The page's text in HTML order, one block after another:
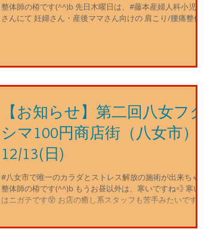
整体師の栫です(^^)b 先日木曜日は、#藤本産婦人科小児科
さんにて 妊婦さん・産後ママさん向けの 肩こり/腰痛整体
【お知らせ】第二回八女フク
シマ100円商店街（八女市）
12/13(日)
#八女市で唯一のカラダとストレス解放の施術が出来ちゃう
整体師の栫です(^^)b もうお昼以外は、寒いですね💨 寒いの
はニガテです😵 お店の癒し系スタッフも苦手みたいです💦